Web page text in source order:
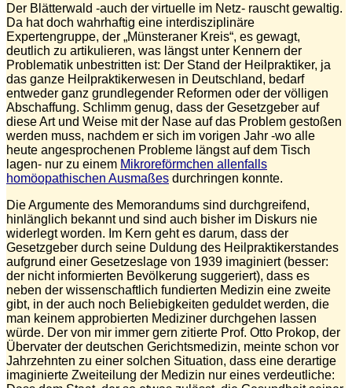
Der Blätterwald -auch der virtuelle im Netz- rauscht gewaltig.
Da hat doch wahrhaftig eine interdisziplinäre
Expertengruppe, der „Münsteraner Kreis“, es gewagt,
deutlich zu artikulieren, was längst unter Kennern der
Problematik unbestritten ist: Der Stand der Heilpraktiker, ja
das ganze Heilpraktikerwesen in Deutschland, bedarf
entweder ganz grundlegender Reformen oder der völligen
Abschaffung. Schlimm genug, dass der Gesetzgeber auf
diese Art und Weise mit der Nase auf das Problem gestoßen
werden muss, nachdem er sich im vorigen Jahr -wo alle
heute angesprochenen Probleme längst auf dem Tisch
lagen- nur zu einem Mikroreförmchen allenfalls
homöopathischen Ausmaßes durchringen konnte.
Die Argumente des Memorandums sind durchgreifend,
hinlänglich bekannt und sind auch bisher im Diskurs nie
widerlegt worden. Im Kern geht es darum, dass der
Gesetzgeber durch seine Duldung des Heilpraktikerstandes
aufgrund einer Gesetzeslage von 1939 imaginiert (besser:
der nicht informierten Bevölkerung suggeriert), dass es
neben der wissenschaftlich fundierten Medizin eine zweite
gibt, in der auch noch Beliebigkeiten geduldet werden, die
man keinem approbierten Mediziner durchgehen lassen
würde. Der von mir immer gern zitierte Prof. Otto Prokop, der
Übervater der deutschen Gerichtsmedizin, meinte schon vor
Jahrzehnten zu einer solchen Situation, dass eine derartige
imaginierte Zweiteilung der Medizin nur eines verdeutliche: